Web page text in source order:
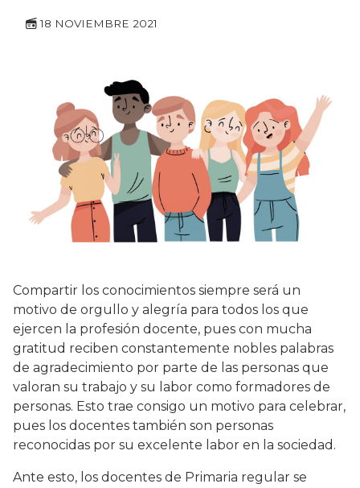
18 NOVIEMBRE 2021
Compartir los conocimientos siempre será un
motivo de orgullo y alegría para todos los que
ejercen la profesión docente, pues con mucha
gratitud reciben constantemente nobles palabras
de agradecimiento por parte de las personas que
valoran su trabajo y su labor como formadores de
personas. Esto trae consigo un motivo para celebrar,
pues los docentes también son personas
reconocidas por su excelente labor en la sociedad.
Ante esto, los docentes de Primaria regular se